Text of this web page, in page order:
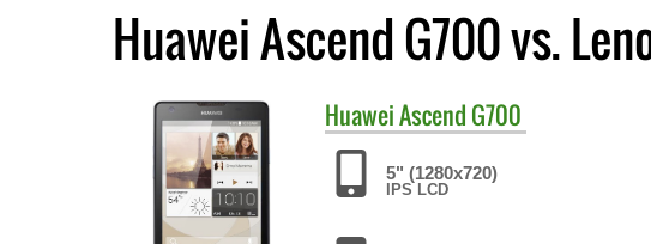
Huawei Ascend G700 vs.
HuaweiAscend G700
5" (1280x720)
IPS LCD